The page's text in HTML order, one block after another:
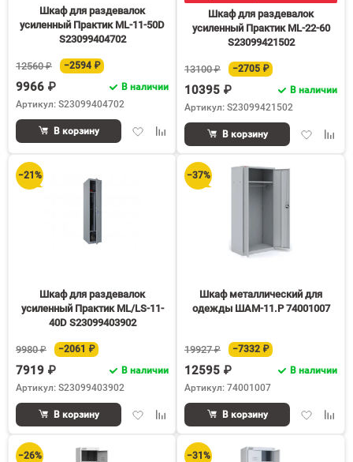
Шкаф для раздевалок
усиленный Практик ML-11-50D
S23099404702
12560 ₽ −2594 ₽
9966 ₽
В наличии
Артикул: S23099404702
ДобавитьДобавить
сравнению
В корзину
Шкаф для раздевалок
усиленный Практик ML-22-60
S23099421502
13100 ₽ −2705 ₽
10395 ₽
В наличии
Артикул: S23099421502
Добавить
В корзину
−21%
Шкаф для раздевалок
усиленный Практик ML/LS-11-
40D S23099403902
9980 ₽ −2061 ₽
7919 ₽
В наличии
Артикул: S23099403902
ДобавитьДобавить
сравнению
В корзину
−37%
Шкаф металлический для
одежды ШАМ-11.Р 74001007
19927 ₽ −7332 ₽
12595 ₽
В наличии
Артикул: 74001007
Добавить
В корзину
−26% −31%